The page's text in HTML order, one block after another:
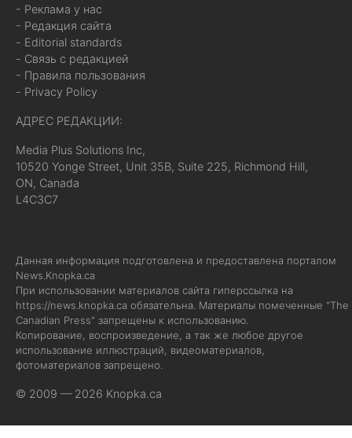
- Реклама у нас
- Редакция сайта
- Editorial standards
- Связь с редакцией
- Правила пользования
- Privacy Policy
АДРЕС РЕДАКЦИИ:
Media Plus Solutions Inc,
10520 Yonge Street, Unit 35B, Suite 225, Richmond Hill,
ON, Canada
L4C3C7
Данная информация подготовлена и предоставлена порталом
News.Knopka.ca
При использовании материалов сайта гиперссылка на
https://news.knopka.ca обязательна. Материалы помеченные "The
Canadian Press" запрещены к использованию.
Копирование, воспроизведение, а так же любое другое
использование иллюстраций, видеоматериалов,
фотоматериалов запрещено.
© 2009 — 2026 Knopka.ca